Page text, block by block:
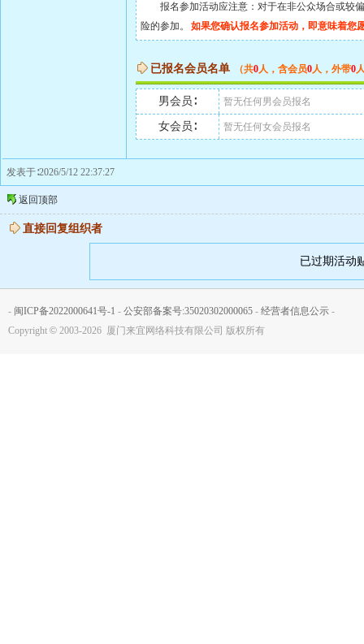
报名参加活动应注意：对于在非公众场合或较偏
险的参加。
如果您确认报名参加活动，即意味着您
已报名会员名单 （共0人，含会员0人，外带0
男会员∶ 暂无任何男会员报名
女会员∶ 暂无任何女会员报名
发表于∶2026/5/12 22:37:27
返回顶部
直接回复组织者
已过期活动
- 闽ICP备2022000641号-1 - 公安部备案号:35020302000065 - 经营者信息公示 -
Copyright © 2003-2026 厦门来宜网络科技有限公司 版权所有